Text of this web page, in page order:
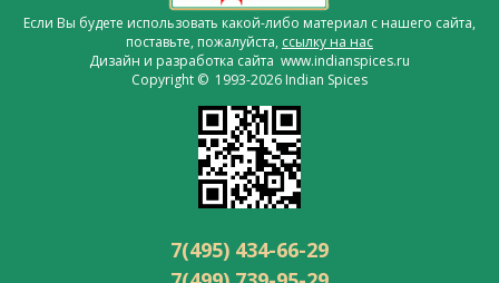
Если Вы будете использовать какой-либо материал с нашего сайта,
поставьте, пожалуйста, ссылку на нас
Дизайн и разработка сайта www.indianspices.ru
Copyright © 1993-2026 Indian Spices
7(495) 434-66-29